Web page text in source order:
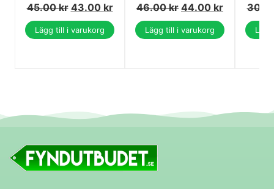
45.00kr 43.00 kr
Lägg till i varukorg
46.00kr 44.00 kr
Lägg till i varukorg